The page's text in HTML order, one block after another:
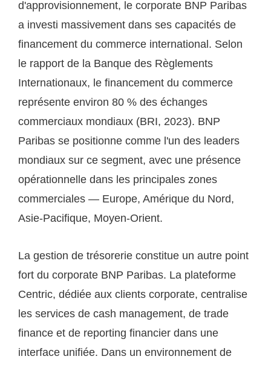
d'approvisionnement, le corporate BNP Paribas
a investi massivement dans ses capacités de
financement du commerce international. Selon
le rapport de la Banque des Règlements
Internationaux, le financement du commerce
représente environ 80 % des échanges
commerciaux mondiaux (BRI, 2023). BNP
Paribas se positionne comme l'un des leaders
mondiaux sur ce segment, avec une présence
opérationnelle dans les principales zones
commerciales — Europe, Amérique du Nord,
Asie-Pacifique, Moyen-Orient.
La gestion de trésorerie constitue un autre point
fort du corporate BNP Paribas. La plateforme
Centric, dédiée aux clients corporate, centralise
les services de cash management, de trade
finance et de reporting financier dans une
interface unifiée. Dans un environnement de